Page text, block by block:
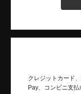
クレジットカード
Pay、コンビニ支払